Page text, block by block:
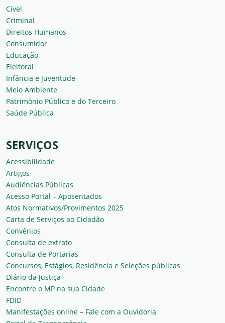
Cível
Criminal
Direitos Humanos
Consumidor
Educação
Eleitoral
Infância e Juventude
Meio Ambiente
Patrimônio Público e do Terceiro
Saúde Pública
SERVIÇOS
Acessibilidade
Artigos
Audiências Públicas
Acesso Portal – Aposentados
Atos Normativos/Provimentos 2025
Carta de Serviços ao Cidadão
Convênios
Consulta de extrato
Consulta de Portarias
Concursos, Estágios, Residência e Seleções públicas
Diário da Justiça
Encontre o MP na sua Cidade
FDID
Manifestações online – Fale com a Ouvidoria